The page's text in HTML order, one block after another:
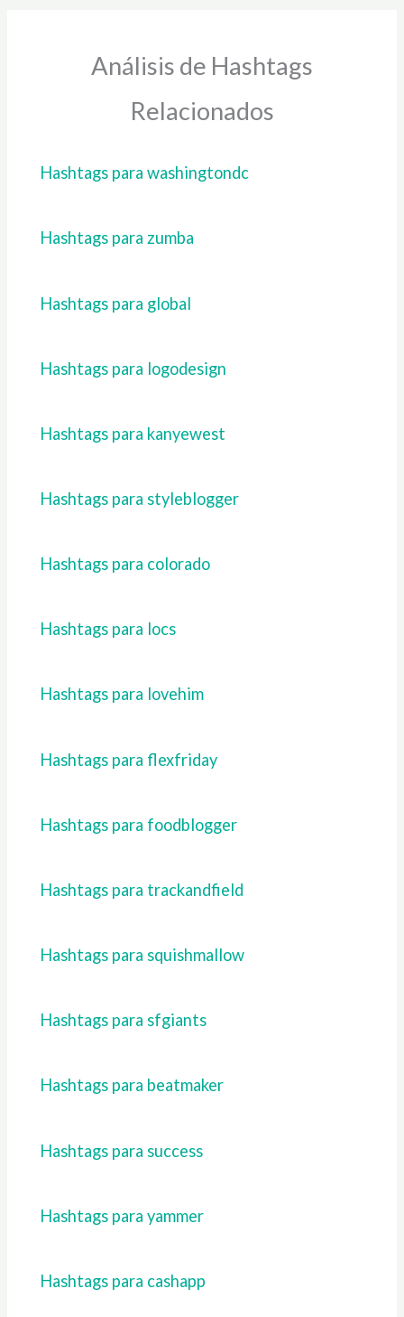
Análisis de Hashtags
Relacionados
Hashtags para washingtondc
Hashtags para zumba
Hashtags para global
Hashtags para logodesign
Hashtags para kanyewest
Hashtags para styleblogger
Hashtags para colorado
Hashtags para locs
Hashtags para lovehim
Hashtags para flexfriday
Hashtags para foodblogger
Hashtags para trackandfield
Hashtags para squishmallow
Hashtags para sfgiants
Hashtags para beatmaker
Hashtags para success
Hashtags para yammer
Hashtags para cashapp